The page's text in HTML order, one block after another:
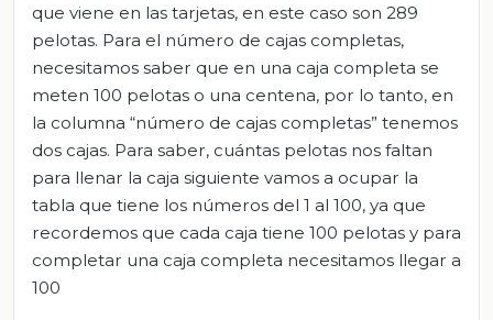
que viene en las tarjetas, en este caso son 289
pelotas. Para el número de cajas completas,
necesitamos saber que en una caja completa se
meten 100 pelotas o una centena, por lo tanto, en
la columna “número de cajas completas” tenemos
dos cajas. Para saber, cuántas pelotas nos faltan
para llenar la caja siguiente vamos a ocupar la
tabla que tiene los números del 1 al 100, ya que
recordemos que cada caja tiene 100 pelotas y para
completar una caja completa necesitamos llegar a
100